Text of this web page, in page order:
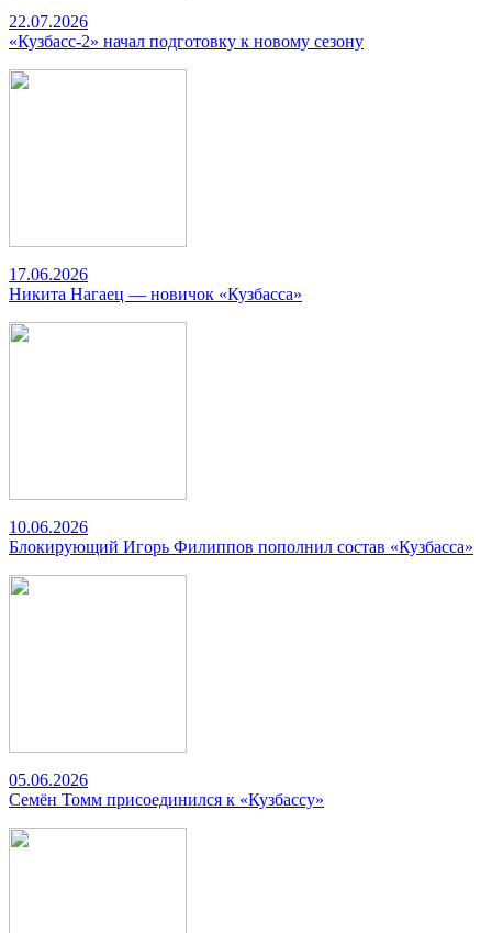
22.07.2026
«Кузбасс-2» начал подготовку к новому сезону
17.06.2026
Никита Нагаец — новичок «Кузбасса»
10.06.2026
Блокирующий Игорь Филиппов пополнил состав «Кузбасса»
05.06.2026
Семён Томм присоединился к «Кузбассу»